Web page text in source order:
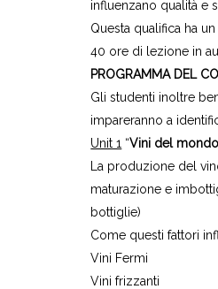
influenzano qualità e
Questa qualifica ha
40 ore di lezione in
PROGRAMMA DEL
Gli studenti inoltre
impareranno a
Unit 1 “Vini del mondo
La produzione del
maturazione e
bottiglie)
Come questi fattori
Vini Fermi
Vini frizzanti